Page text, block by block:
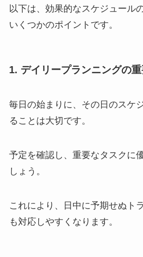
以下は、効果的なスケジュール
いくつかのポイントです。
1. デイリープランニングの
毎日の始まりに、その日のスケ
ることは大切です。
予定を確認し、重要なタスクに
しょう。
これにより、日中に予期せぬト
も対応しやすくなります。